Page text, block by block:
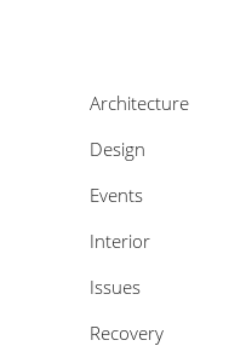
Architecture
Design
Events
Interior
Issues
Recovery